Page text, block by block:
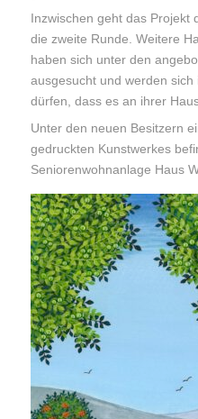
Inzwischen geht das Projekt
die zweite Runde. Weitere
haben sich unter den
ausgesucht und werden
dürfen, dass es an ihrer
Unter den neuen Besitzern
gedruckten Kunstwerkes
Seniorenwohnanlage Haus